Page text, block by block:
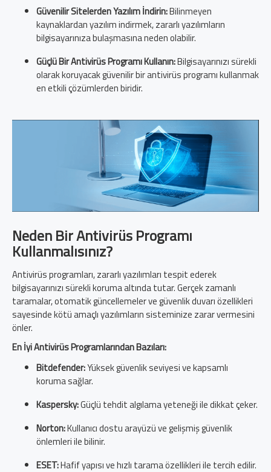
Güvenilir Sitelerden Yazılım İndirin:Bilinmeyen
kaynaklardan yazılım indirmek, zararlı yazılımların
bilgisayarınıza bulaşmasına neden olabilir.
Güçlü Bir Antivirüs Programı Kullanın:Bilgisayarınızı sürekli
olarak koruyacak güvenilir bir antivirüs programı kullanmak
en etkili çözümlerden biridir.
Neden Bir Antivirüs Programı
Kullanmalısınız?
Antivirüs programları, zararlı yazılımları tespit ederek
bilgisayarınızı sürekli koruma altında tutar. Gerçek zamanlı
taramalar, otomatik güncellemeler ve güvenlik duvarı özellikleri
sayesinde kötü amaçlı yazılımların sisteminize zarar vermesini
önler.
En İyi Antivirüs Programlarından Bazıları:
Bitdefender:Yüksek güvenlik seviyesi ve kapsamlı
koruma sağlar.
Kaspersky:Güçlü tehdit algılama yeteneği ile dikkat çeker.
Norton:Kullanıcı dostu arayüzü ve gelişmiş güvenlik
önlemleri ile bilinir.
ESET:Hafif yapısı ve hızlı tarama özellikleri ile tercih edilir.